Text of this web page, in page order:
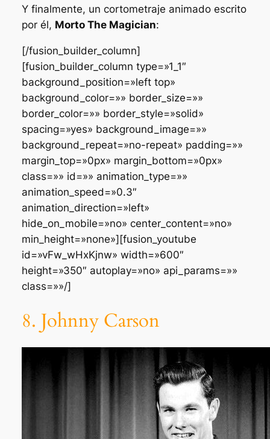
Y finalmente, un cortometraje animado escrito
por él, Morto The Magician:
[/fusion_builder_column]
[fusion_builder_column type=»1_1″
background_position=»left top»
background_color=»» border_size=»»
border_color=»» border_style=»solid»
spacing=»yes» background_image=»»
background_repeat=»no-repeat» padding=»»
margin_top=»0px» margin_bottom=»0px»
class=»» id=»» animation_type=»»
animation_speed=»0.3″
animation_direction=»left»
hide_on_mobile=»no» center_content=»no»
min_height=»none»][fusion_youtube
id=»vFw_wHxKjnw» width=»600″
height=»350″ autoplay=»no» api_params=»»
class=»»/]
8. Johnny Carson